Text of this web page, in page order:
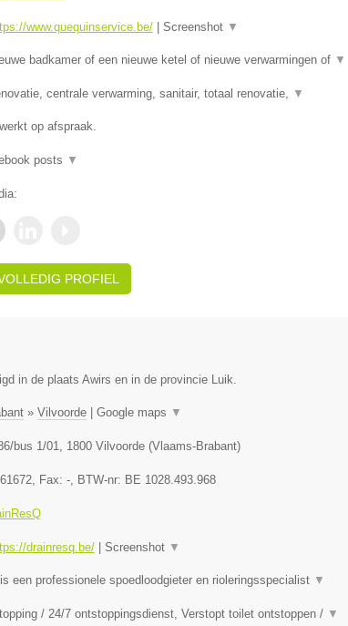
www.quequinservice.be/| Screenshot ▼
badkamer of een nieuwe ketel of nieuwe verwarmingen of ▼
centrale verwarming, sanitair, totaal renovatie, ▼
op afspraak.
posts ▼
PROFIEL
in de plaats Awirs en in de provincie Luik.
» Vilvoorde| Google maps ▼
bus 1/01, 1800 Vilvoorde(Vlaams-Brabant)
, Fax: -, BTW-nr: BE 1028.493.968
drainresq.be/| Screenshot ▼
een professionele spoedloodgieter en rioleringsspecialist ▼
/ 24/7 ontstoppingsdienst, Verstopt toilet ontstoppen / ▼